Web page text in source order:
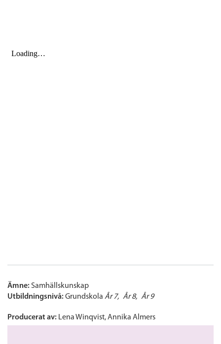
Ämne: Samhällskunskap
Utbildningsnivå: Grundskola År 7 År 8 År 9
Producerat av: Lena Winqvist, Annika Almers